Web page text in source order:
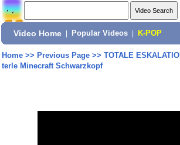
Video Home Popular Videos K-POP
Home>> Previous Page>> TOTALE
terle Minecraft Schwarzkopf